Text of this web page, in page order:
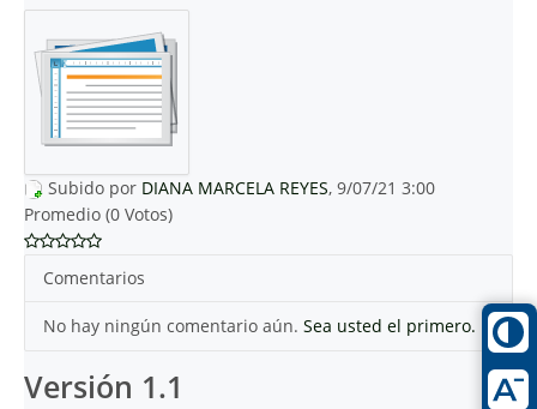
Subido por DIANA MARCELA REYES, 9/07/21 3:00
Promedio (0 Votos)
Comentarios
No hay ningún comentario aún. Sea usted el primero.
Versión 1.1